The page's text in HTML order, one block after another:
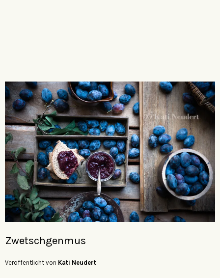
Zwetschgenmus
Veröffentlicht von Kati Neudert